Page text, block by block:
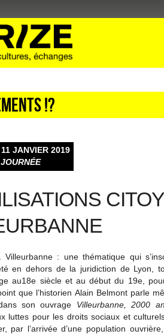
!?
JANVIER 2019
Villeurbanne : une thématique qui
en dehors de la juridiction de Lyon,
au18e siècle et au début du 19e,
que l’historien Alain Belmont parle
son ouvrage Villeurbanne, 2000
luttes pour les droits sociaux et
par l’arrivée d’une population